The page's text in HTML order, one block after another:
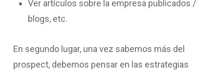
Ver artículos sobre la empresa publicados /
blogs, etc.
En segundo lugar, una vez sabemos más del
prospect, debemos pensar en las estrategias